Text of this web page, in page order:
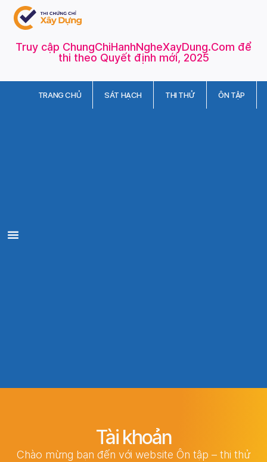
Truy cập ChungChiHanhNgheXayDung.Com để
thi theo Quyết định mới, 2025
TRANG CHỦ SÁT HẠCH THI THỬ ÔN TẬP
Tài khoản
Chào mừng bạn đến với website Ôn tập – thi thử